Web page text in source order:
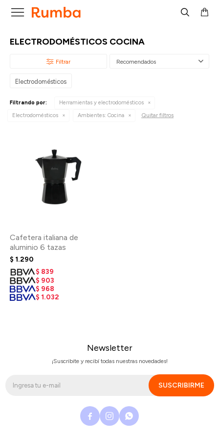

ELECTRODOMÉSTICOS COCINA
Recomendados
Electrodomésticos
Filtrando por:
Herramientas y electrodomésticos
Electrodomésticos
Ambientes: Cocina Quitar filtros
Cafetera italiana de
aluminio 6 tazas
$ 1.290
$ 839
$ 903
$ 968
$ 1.032
Newsletter
¡Suscribite y recibí todas nuestras novedades!
SUSCRIBIRME
  